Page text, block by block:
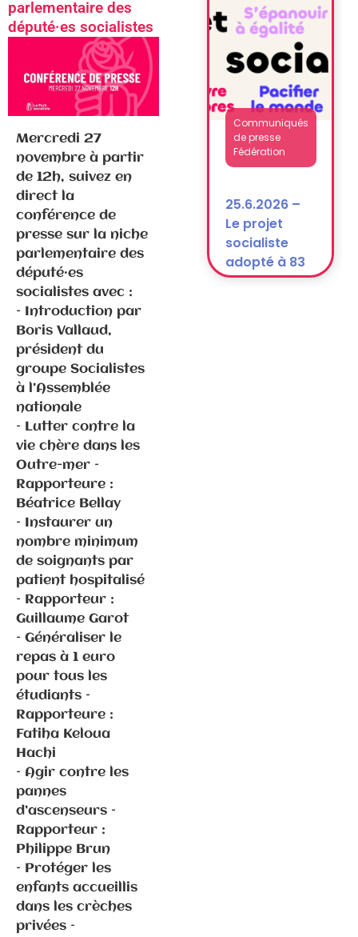
parlementaire des
député·es socialistes
Mercredi 27
novembre à partir
de 12h, suivez en
direct la
conférence de
presse sur la niche
parlementaire des
député·es
socialistes avec :
– Introduction par
Boris Vallaud,
président du
groupe Socialistes
à l’Assemblée
nationale
– Lutter contre la
vie chère dans les
Outre-mer –
Rapporteure :
Béatrice Bellay
– ⁠⁠⁠Instaurer un
nombre minimum
de soignants par
patient hospitalisé
– Rapporteur :
Guillaume Garot
– ⁠⁠Généraliser le
repas à 1 euro
pour tous les
étudiants –
Rapporteure :
Fatiha Keloua
Hachi
– Agir contre les
pannes
d’ascenseurs –
Rapporteur :
Philippe Brun
– Protéger les
enfants accueillis
dans les crèches
privées –
dissolution)
Communiqués
de presse
Fédération
25.6.2026 –
Le projet
socialiste
adopté à 83
% !